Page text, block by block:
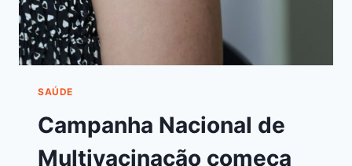
SAÚDE
Campanha Nacional de
Multivacinação começa